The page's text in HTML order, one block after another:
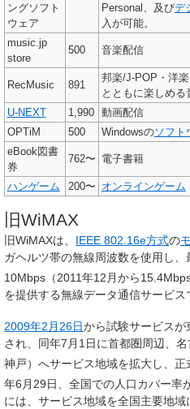
ングソフト
ウェア
Personal、及びデ
入が可能。
music.jp
store
500 音楽配信
RecMusic 891
邦楽/J-POP・洋
とともに楽しめ
U-NEXT
1,990
動画配信
OPTiM
500 Windowsのソフト
eBook図書
券
762〜 電子書籍
ハンゲーム 200〜 オンラインゲーム
旧WiMAX
旧WiMAXは、 IEEE 802.16e方式の
ガヘルツ帯の無線周波数を使用し
10Mbps（2011年12月から
を提供する無線データ通信サービス
2009年2月26日から試験サービス
され、同年7月1日に首都圏周辺、
神戸）へサービス地域を拡大し、
年6月29日、全国での人口カバー率
には、サービス地域を全国主要地